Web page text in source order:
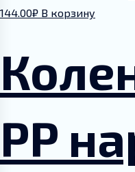
144.00₽ В корзину
PP